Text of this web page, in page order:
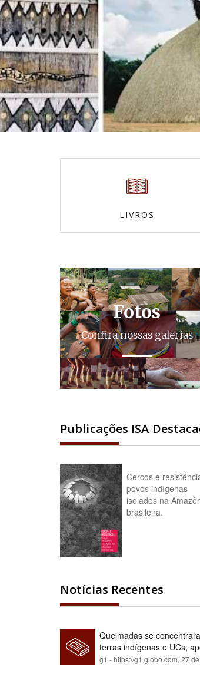
LIVROS
Fotos
Confira nossas galerias
Publicações ISA
Cercos e
povos indígenas
isolados na
brasileira.
Notícias Recentes
Queimadas se
terras indígenas e UCs,
g1 - https://g1.globo.com, 27